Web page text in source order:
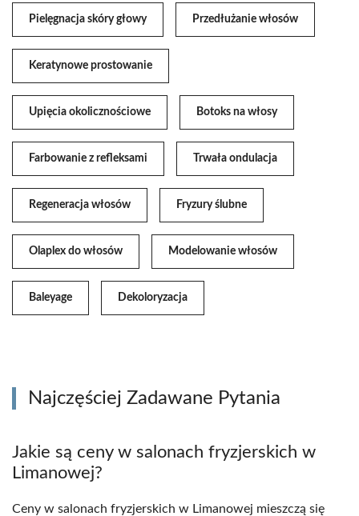
Pielęgnacja skóry głowy Przedłużanie włosów
Keratynowe prostowanie
Upięcia okolicznościowe Botoks na włosy
Farbowanie z refleksami Trwała ondulacja
Regeneracja włosów Fryzury ślubne
Olaplex do włosów Modelowanie włosów
Baleyage Dekoloryzacja
Najczęściej Zadawane Pytania
Jakie są ceny w salonach fryzjerskich w
Limanowej?
Ceny w salonach fryzjerskich w Limanowej mieszczą się